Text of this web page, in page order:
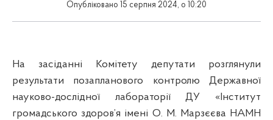
Опубліковано 15 серпня 2024, о 10:20
На засіданні Комітету депутати розглянули
результати позапланового контролю Державної
науково-дослідної лабораторії ДУ «Інститут
громадського здоров’я імені О. М. Марзєєва НАМН